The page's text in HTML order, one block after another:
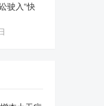
驶入“快